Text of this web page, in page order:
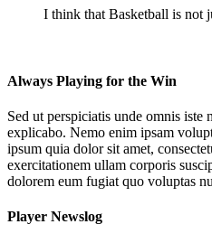
I think that Basketball is not
Always Playing for the Win
Sed ut perspiciatis unde omnis iste
explicabo. Nemo enim ipsam
ipsum quia dolor sit amet,
exercitationem ullam corporis
dolorem eum fugiat quo voluptas
Player Newslog